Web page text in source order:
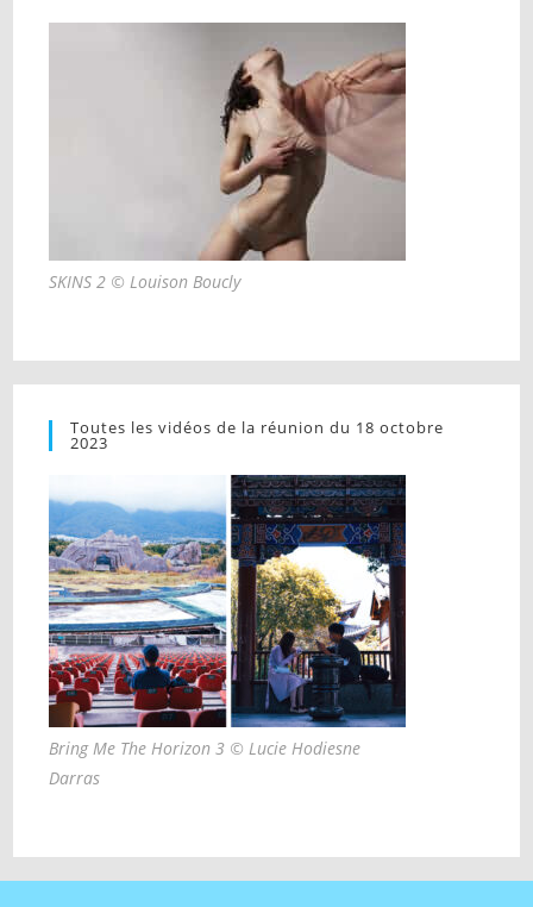
SKINS 2 © Louison Boucly
Toutes les vidéos de la réunion du 18 octobre
2023
Bring Me The Horizon 3 © Lucie Hodiesne
Darras